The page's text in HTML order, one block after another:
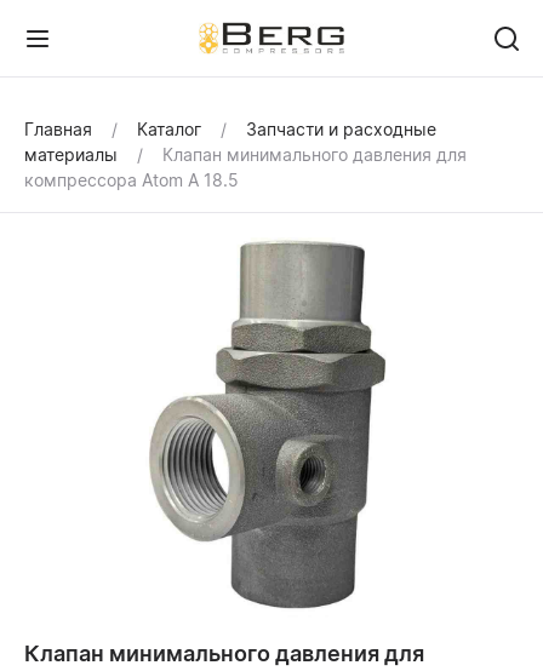
Главная Каталог
Запчасти и расходные
материалы
Клапан минимального давления для
компрессора Atom A 18.5
Клапан минимального давления для